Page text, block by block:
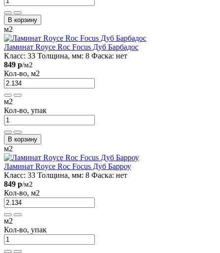
В корзину
м2
Ламинат Royce Roc Focus Дуб Барбадос
Класс: 33 Толщина, мм: 8 Фаска: нет
849 р/м2
Кол-во, м2
м2
Кол-во, упак
В корзину
м2
Ламинат Royce Roc Focus Дуб Барроу
Класс: 33 Толщина, мм: 8 Фаска: нет
849 р/м2
Кол-во, м2
м2
Кол-во, упак